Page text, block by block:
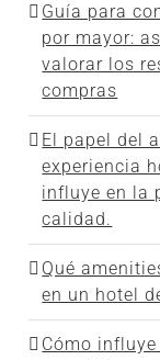
Guía para
por mayor:
valorar los
compras
El papel del
experiencia
influye en la
calidad.
Qué
en un hotel
Cómo